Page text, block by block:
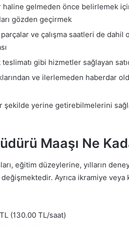
haline gelmeden önce belirlemek
gözden geçirmek
ve çalışma saatleri de dahil
teslimatı gibi hizmetler sağlayan
ve ilerlemeden haberdar
yerine getirebilmelerini
Maaşı Ne
eğitim düzeylerine, yılların
Ayrıca ikramiye
(130.00 TL/saat)